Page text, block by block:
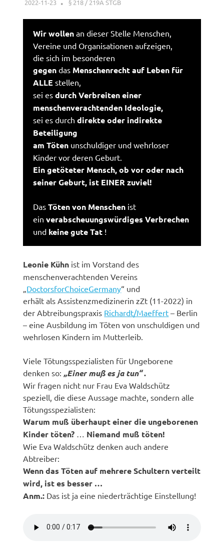
2022-11-23 XX
§ 218 / 219A STGB
Wir wollen an dieser Stelle Menschen,
Vereine und Organisationen aufzeigen,
die sich im besonderen
gegen das Menschenrecht auf Leben für
ALLE stellen,
sei esdurch Verbreiten einer
menschenverachtenden Ideologie,
sei es durchdirekte oder indirekte
Beteiligung
am Töten unschuldiger und wehrloser
Kinder vor deren Geburt.
Ein getöteter Mensch, ob vor oder nach
seiner Geburt, ist EINER zuviel!
DasTöten von Menschen ist
einverabscheuungswürdiges Verbrechen
und keine gute Tat !
Leonie Kühn ist im Vorstand des
menschenverachtenden Vereins
DoctorsforChoiceGermany“ und
erhält als Assistenzmedizinerin zZt (11-2022) in
der Abtreibungspraxis Richardt/Maeffert – Berlin
– eine Ausbildung im Töten von unschuldigen und
wehrlosen Kindern im Mutterleib.
Viele Tötungsspezialisten für Ungeborene
denken so: „Einer muß es ja tun“.
Wir fragen nicht nur Frau Eva Waldschütz
speziell, die diese Aussage machte, sondern alle
Tötungsspezialisten:
Warum muß überhaupt einer die ungeborenen
Kinder töten?
Niemand muß töten!
Wie Eva Waldschütz denken auch andere
Abtreiber:
Wenn das Töten auf mehrere Schultern verteilt
wird, ist es besser …
Anm.: Das ist ja eine niederträchtige Einstellung!